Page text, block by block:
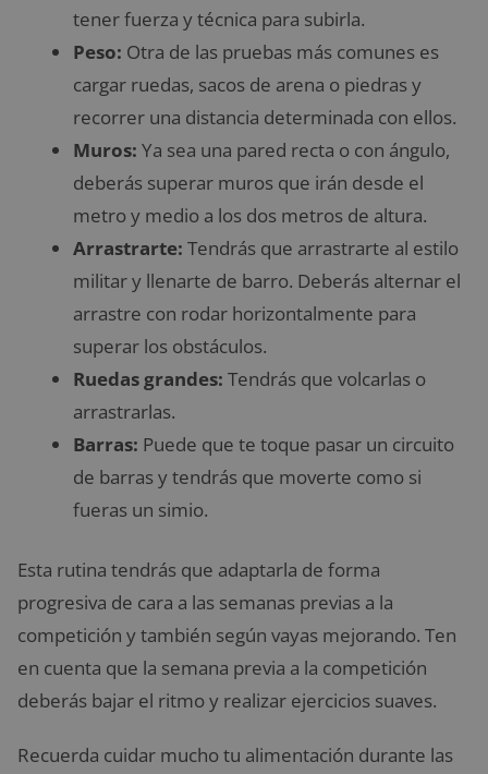
tener fuerza y técnica para subirla.
Peso: Otra de las pruebas más comunes es
cargar ruedas, sacos de arena o piedras y
recorrer una distancia determinada con ellos.
Muros: Ya sea una pared recta o con ángulo,
deberás superar muros que irán desde el
metro y medio a los dos metros de altura.
Arrastrarte: Tendrás que arrastrarte al estilo
militar y llenarte de barro. Deberás alternar el
arrastre con rodar horizontalmente para
superar los obstáculos.
Ruedas grandes: Tendrás que volcarlas o
arrastrarlas.
Barras: Puede que te toque pasar un circuito
de barras y tendrás que moverte como si
fueras un simio.
Esta rutina tendrás que adaptarla de forma
progresiva de cara a las semanas previas a la
competición y también según vayas mejorando. Ten
en cuenta que la semana previa a la competición
deberás bajar el ritmo y realizar ejercicios suaves.
Recuerda cuidar mucho tu alimentación durante las